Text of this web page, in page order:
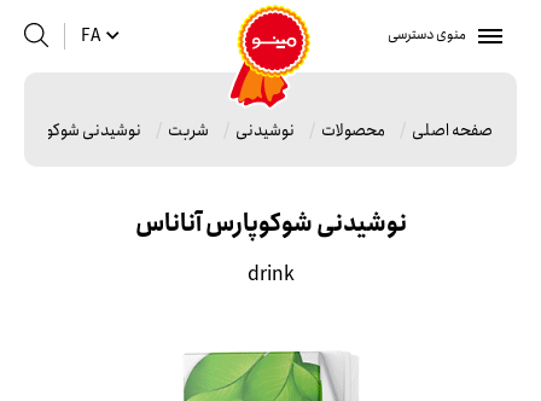
منوی دسترسی FA
صفحه اصلی محصولات نوشیدنی شربت نوشیدنی شوکوپارس
نوشیدنی شوکوپارس آناناس
drink